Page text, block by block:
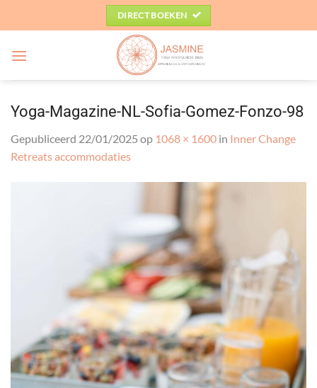
DIRECT BOEKEN
Yoga-Magazine-NL-Sofia-Gomez-Fonzo-98
Gepubliceerd 22/01/2025 op 1068 × 1600 in Inner Change
Retreats accommodaties